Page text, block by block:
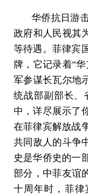
华侨抗日游
政府和人民视其
等待遇。菲律宾
牌，它记录着“
军参谋长瓦尔地
统战部副部长、
中，详尽展示了
在菲律宾解放战
共同敌人的斗争
史是华侨史的一
部分，中菲友谊
十周年时，菲律